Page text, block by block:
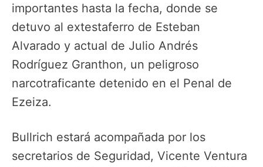
importantes hasta la fecha, donde se
detuvo al extestaferro de Esteban
Alvarado y actual de Julio Andrés
Rodríguez Granthon, un peligroso
narcotraficante detenido en el Penal de
Ezeiza.
Bullrich estará acompañada por los
secretarios de Seguridad, Vicente Ventura